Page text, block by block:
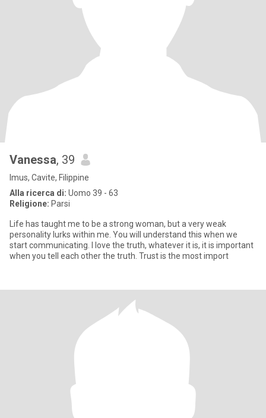
Vanessa, 39
Imus, Cavite, Filippine
Alla ricerca di: Uomo 39 - 63
Religione: Parsi
Life has taught me to be a strong woman, but a very weak
personality lurks within me. You will understand this when we
start communicating. I love the truth, whatever it is, it is important
when you tell each other the truth. Trust is the most import